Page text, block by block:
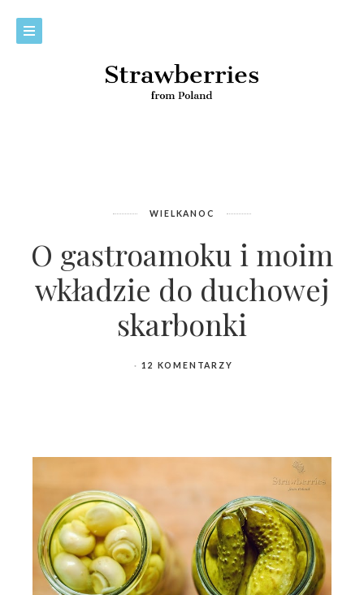
WIELKANOC
O gastroamoku i moim
wkładzie do duchowej
skarbonki
12 KOMENTARZY